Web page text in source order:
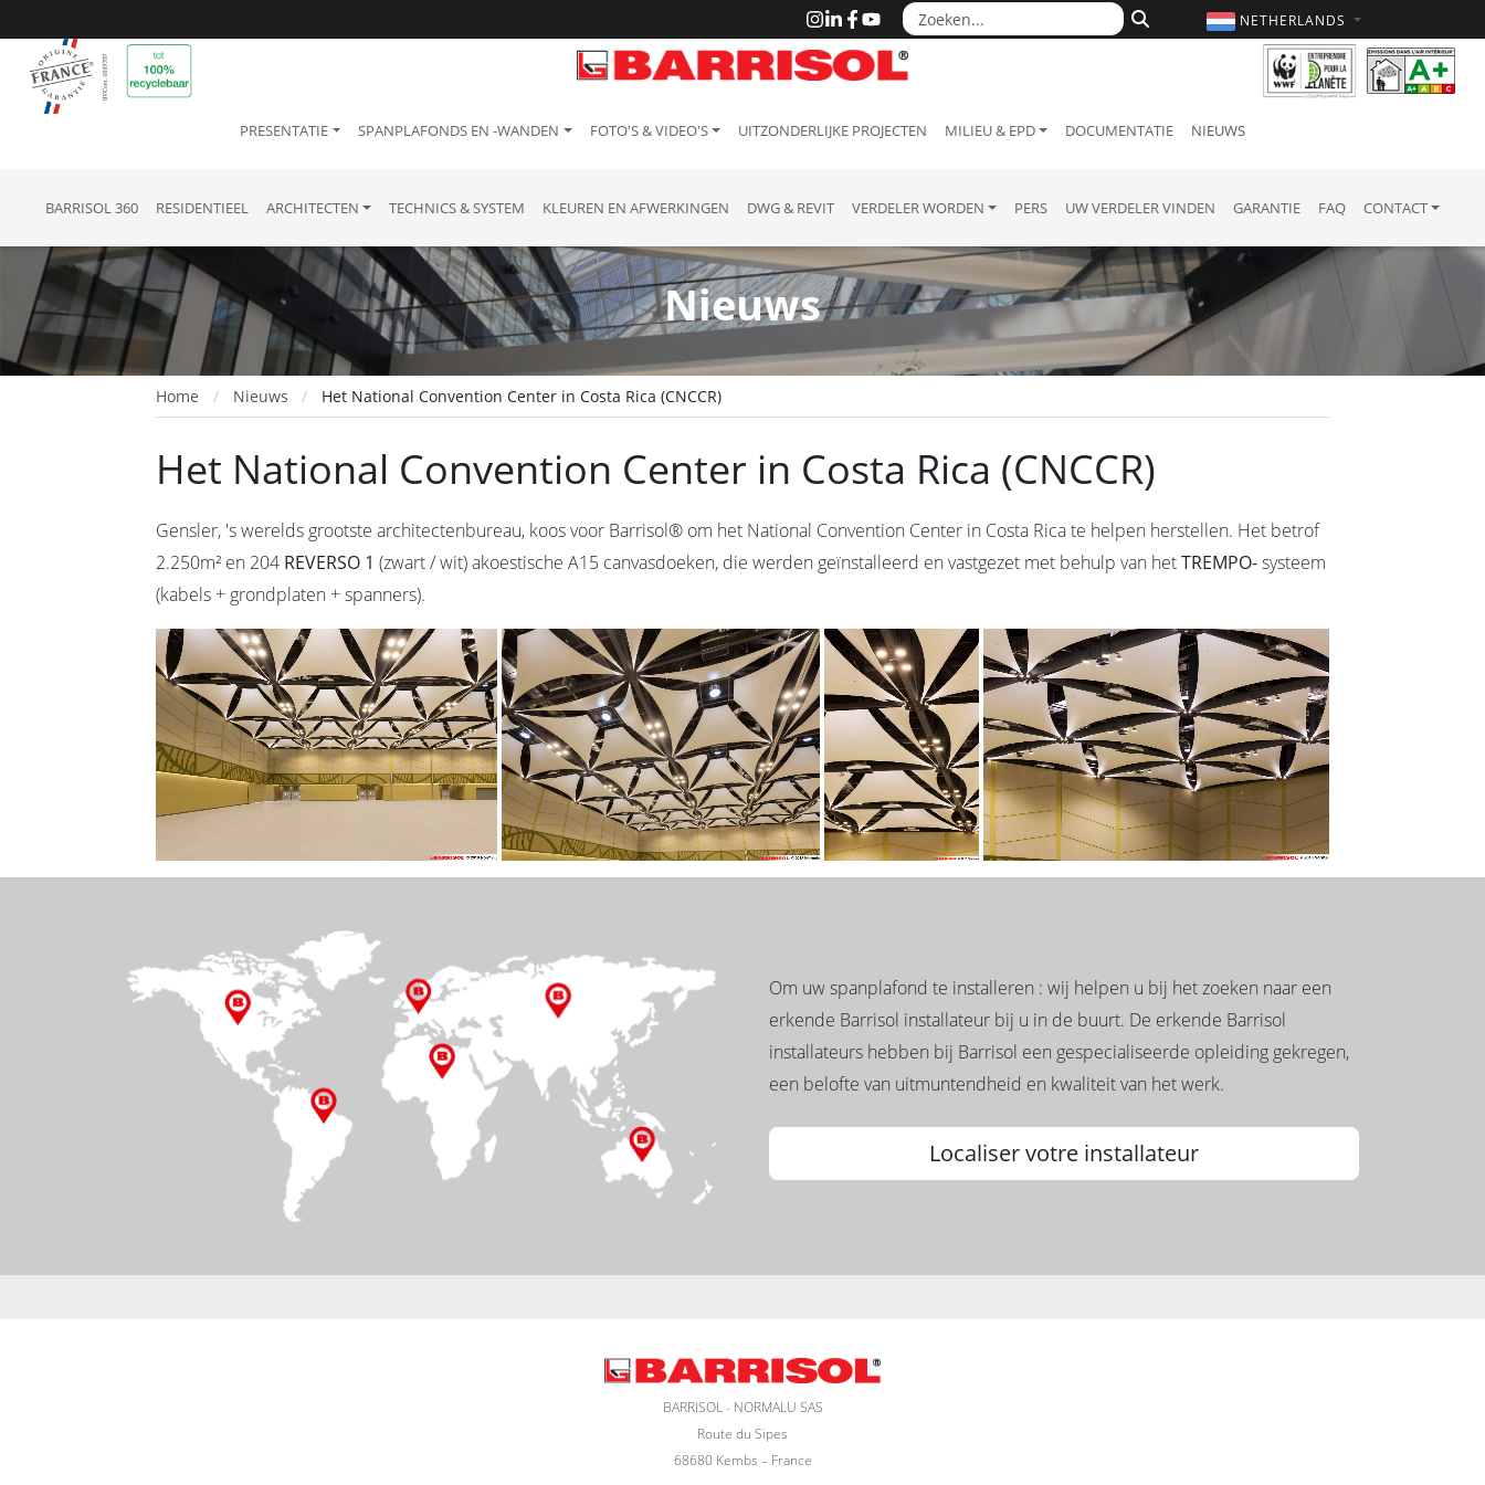
NETHERLANDS
PRESENTATIE SPANPLAFONDS EN -WANDEN FOTO'S & VIDEO'S UITZONDERLIJKE PROJECTEN MILIEU & EPD DOCUMENTATIE NIEUWS
BARRISOL 360 RESIDENTIEEL ARCHITECTEN TECHNICS & SYSTEM KLEUREN EN AFWERKINGEN DWG & REVIT VERDELER WORDEN PERS UW VERDELER VINDEN GARANTIE FAQ CONTACT
Nieuws
Home Nieuws Het National Convention Center in Costa Rica (CNCCR)
Het National Convention Center in Costa Rica (CNCCR)
Gensler, 's werelds grootste architectenbureau, koos voor Barrisol® om het National Convention Center in Costa Rica te helpen herstellen. Het betrof
2.250m² en 204 REVERSO 1 (zwart / wit) akoestische A15 canvasdoeken, die werden geïnstalleerd en vastgezet met behulp van hetTREMPO-systeem
(kabels + grondplaten + spanners).
Om uw spanplafond te installeren : wij helpen u bij het zoeken naar een
erkende Barrisol installateur bij u in de buurt. De erkende Barrisol
installateurs hebben bij Barrisol een gespecialiseerde opleiding gekregen,
een belofte van uitmuntendheid en kwaliteit van het werk.
Localiser votre installateur
BARRISOL - NORMALU SAS
Route du Sipes
68680 Kembs – France